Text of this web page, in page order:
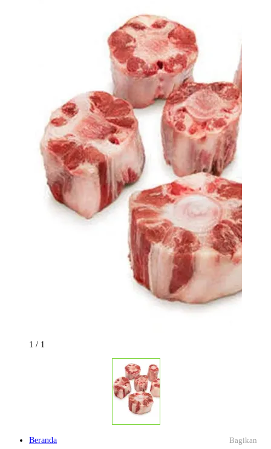
1 / 1
Beranda
Bagikan